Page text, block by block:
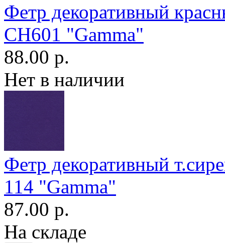
Фетр декоративный
CH601 "Gamma"
88.00 р.
Нет в наличии
Фетр декоративный
114 "Gamma"
87.00 р.
На складе